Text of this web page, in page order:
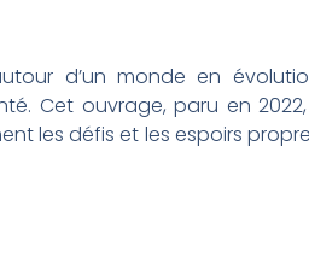
d’un monde en
Cet ouvrage, paru en
les défis et les espoirs